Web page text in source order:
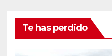
Te has perdido